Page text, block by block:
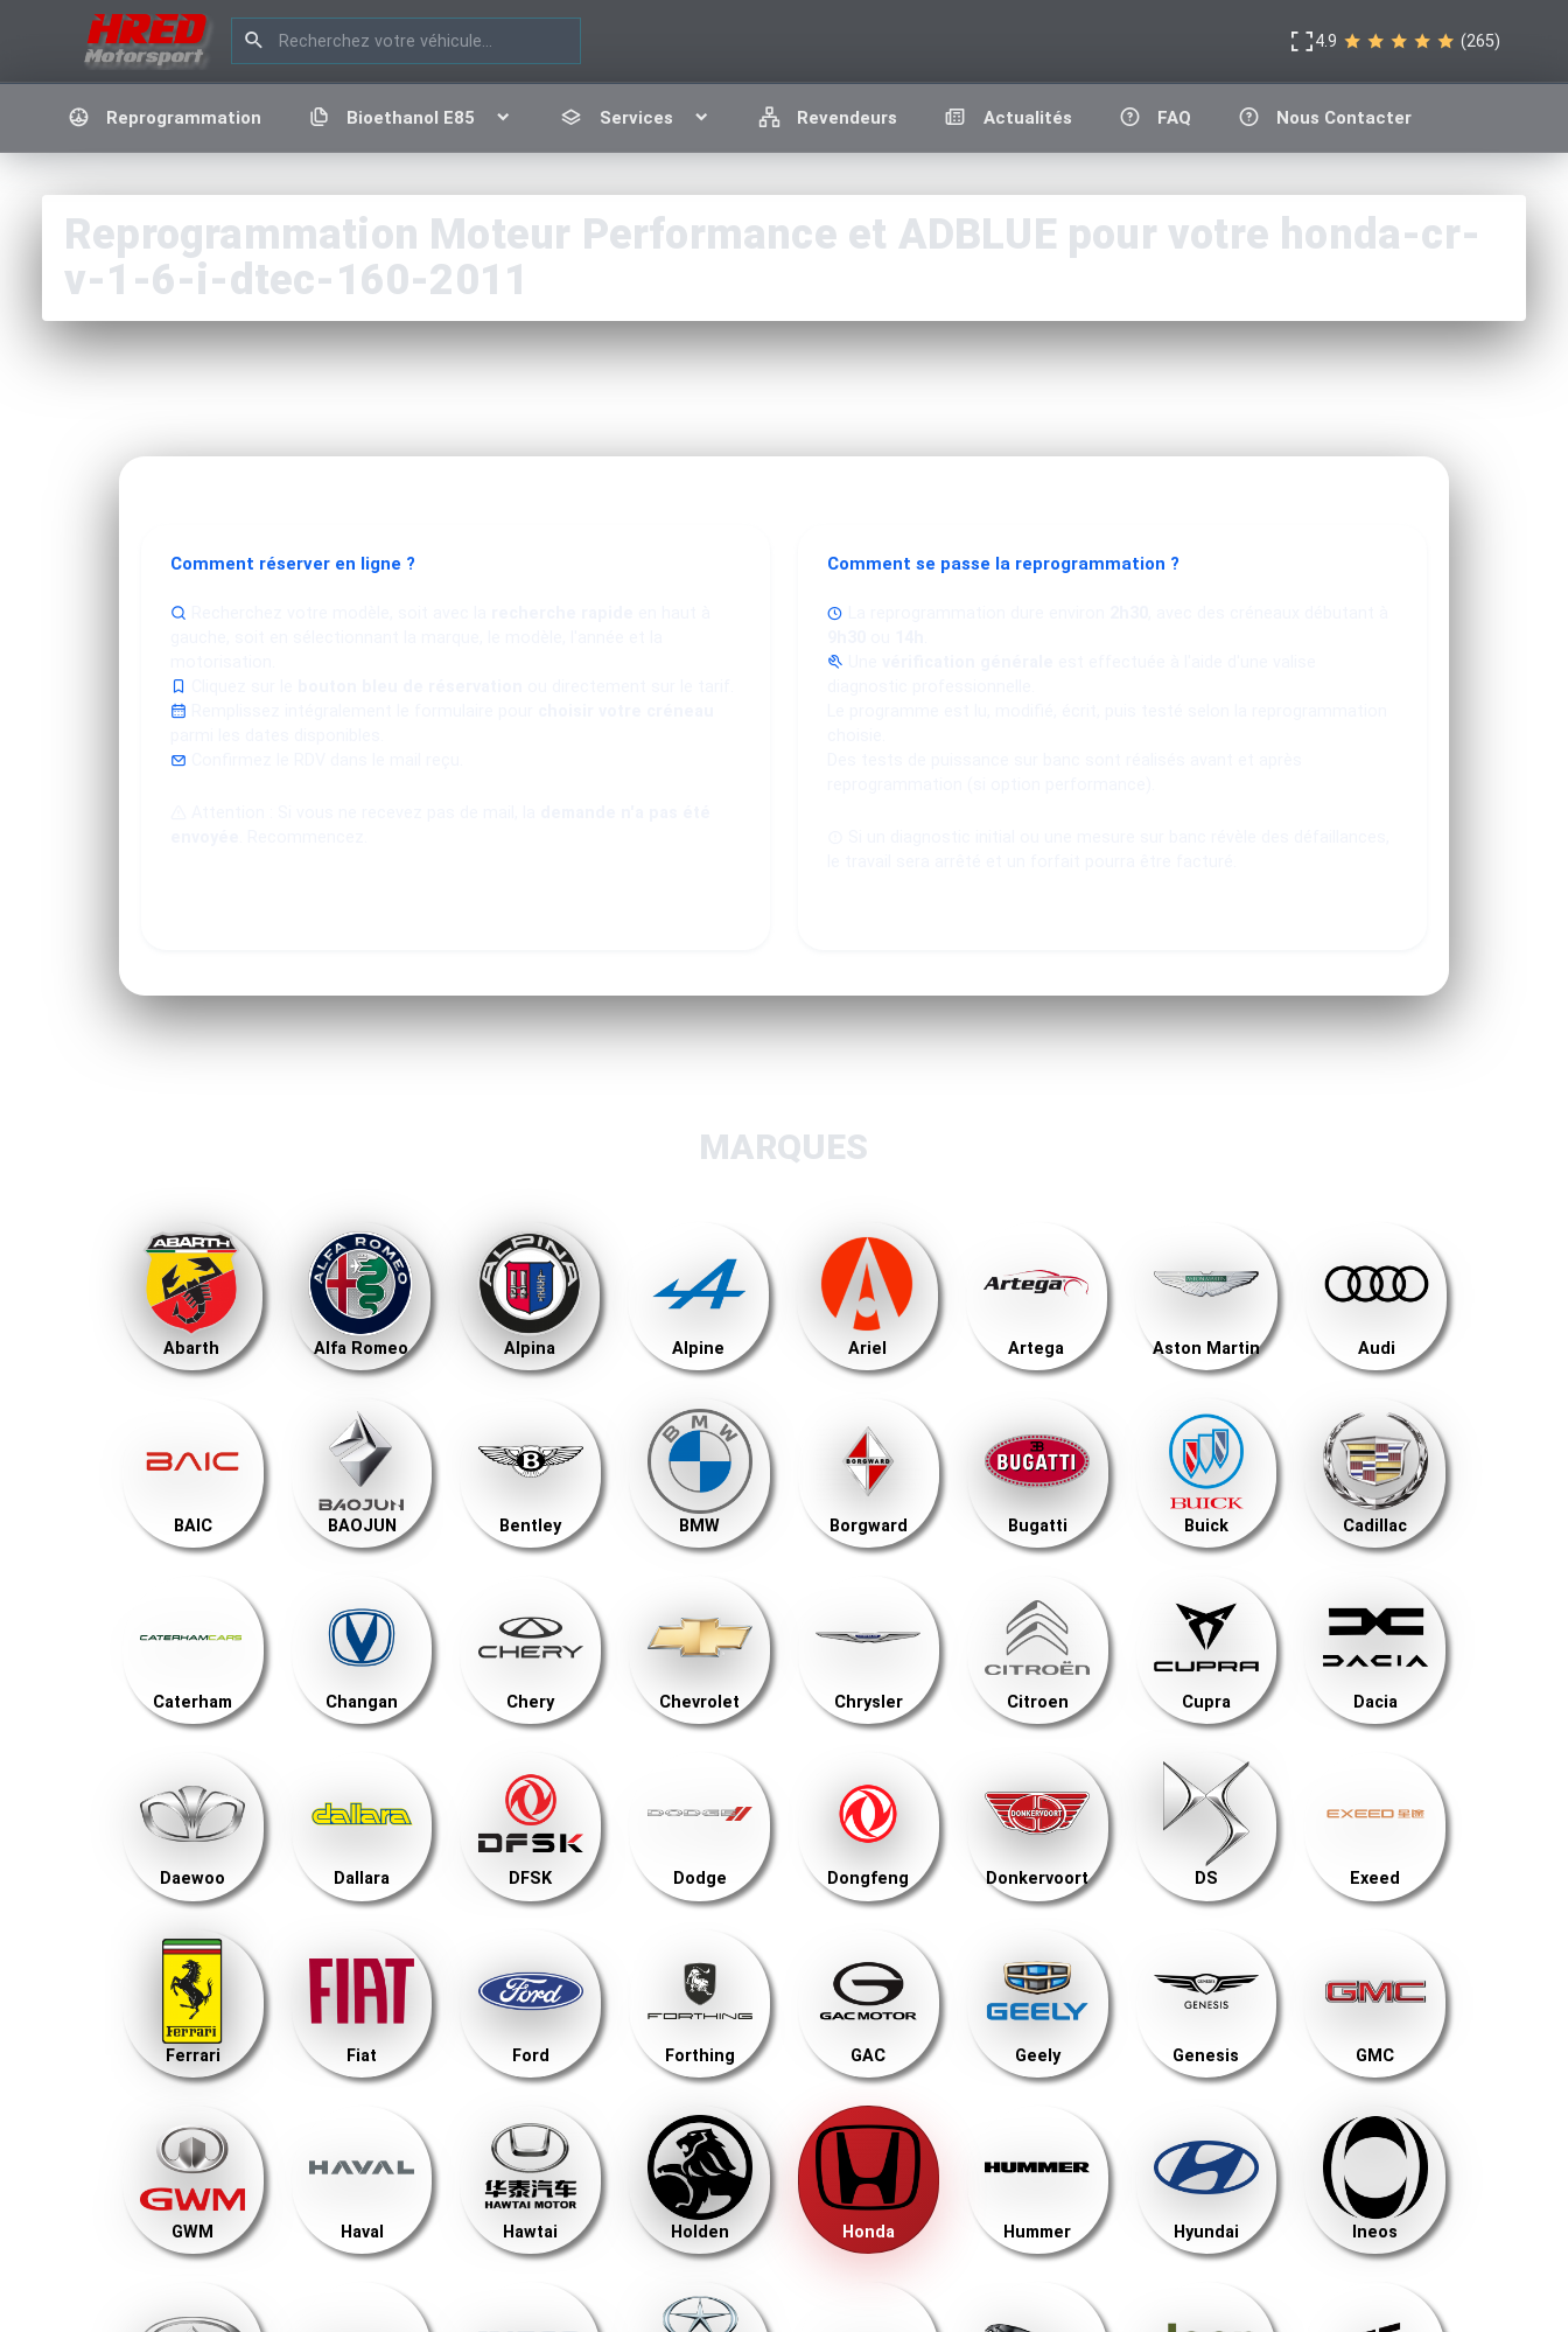
4.9 (265)
Reprogrammation Bioethanol E85 Services Revendeurs Actualités FAQ Nous Contacter
Reprogrammation Moteur Performance et ADBLUE pour votre honda-cr-
v-1-6-i-dtec-160-2011
Comment réserver en ligne ? Comment se passe la reprogrammation ?
MARQUES
Abarth Alfa Romeo Alpina Alpine Ariel Artega Aston Martin Audi
BAIC BAOJUN Bentley BMW Borgward Bugatti Buick Cadillac
Caterham Changan Chery Chevrolet Chrysler Citroen Cupra Dacia
Daewoo Dallara DFSK Dodge Dongfeng Donkervoort DS Exeed
Ferrari Fiat Ford Forthing GAC Geely Genesis GMC
GWM Haval Hawtai Holden Honda Hummer Hyundai Ineos